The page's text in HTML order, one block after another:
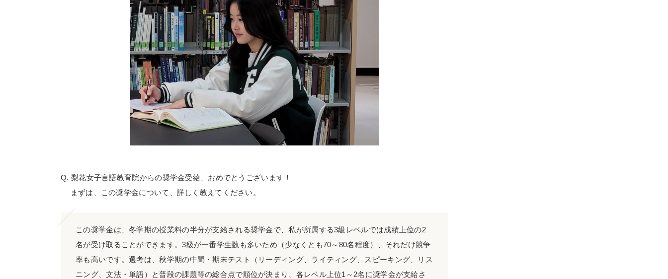
Q. 梨花女子言語教育院からの奨学金受給、おめでとうございます！
まずは、この奨学金について、詳しく教えてください。
この奨学金は、冬学期の授業料の半分が支給される奨学金で、私が所属する3級レベルでは成績上位の2
名が受け取ることができます。3級が一番学生数も多いため（少なくとも70～80名程度）、それだけ競争
率も高いです。選考は、秋学期の中間・期末テスト（リーディング、ライティング、スピーキング、リス
ニング、文法・単語）と普段の課題等の総合点で順位が決まり、各レベル上位1～2名に奨学金が支給さ